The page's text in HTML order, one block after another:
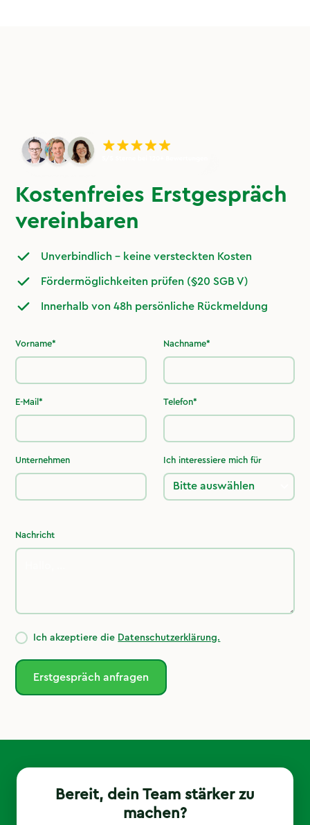
Kostenfreies Erstgespräch
vereinbaren
Unverbindlich – keine versteckten Kosten
Fördermöglichkeiten prüfen (§20 SGB V)
Innerhalb von 48h persönliche Rückmeldung
Vorname* Nachname*
E-Mail* Telefon*
Unternehmen Ich interessiere mich für
Nachricht
Ich akzeptiere die Datenschutzerklärung.
Bereit, dein Team stärker zu
machen?